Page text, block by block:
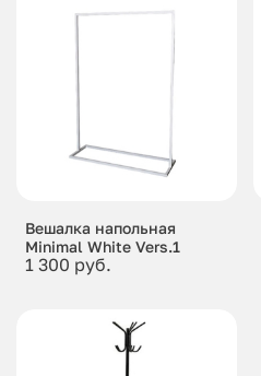
Вешалка напольная
Minimal White Vers.1
1 300 руб.